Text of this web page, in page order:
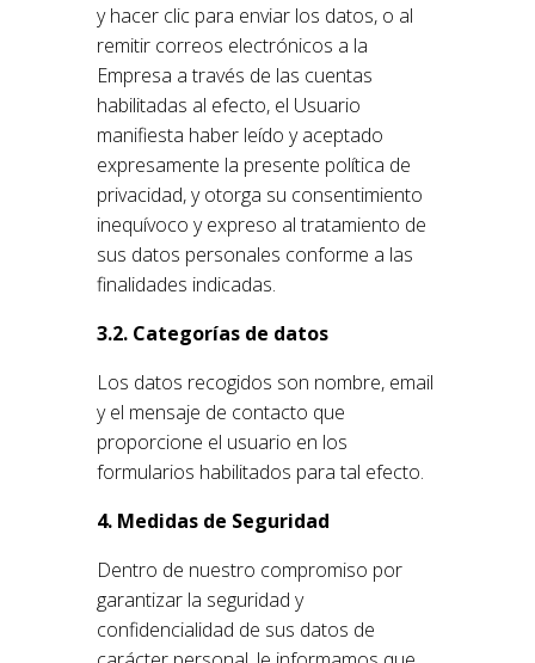
y hacer clic para enviar los datos, o al
remitir correos electrónicos a la
Empresa a través de las cuentas
habilitadas al efecto, el Usuario
manifiesta haber leído y aceptado
expresamente la presente política de
privacidad, y otorga su consentimiento
inequívoco y expreso al tratamiento de
sus datos personales conforme a las
finalidades indicadas.
3.2. Categorías de datos
Los datos recogidos son nombre, email
y el mensaje de contacto que
proporcione el usuario en los
formularios habilitados para tal efecto.
4. Medidas de Seguridad
Dentro de nuestro compromiso por
garantizar la seguridad y
confidencialidad de sus datos de